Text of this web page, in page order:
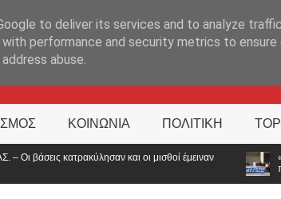
ΚΟΙΝΩΝΙΑ ΠΟΛΙΤΙΚΗ
έμειναν
«Η Ελλάδα δεν είναι μόνο η
to deliver its services and to analyze
with performance and security metrics to
abuse.